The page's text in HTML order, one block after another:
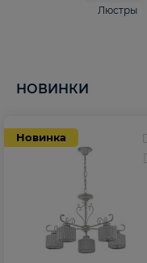
Люстры
НОВИНКИ
Новинка